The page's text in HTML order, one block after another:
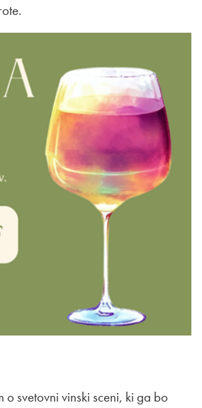
svetovni vinski sceni, ki ga bo